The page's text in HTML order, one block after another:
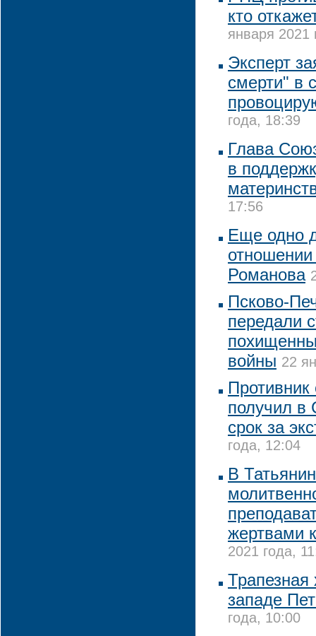
кто
января 2021
Эксперт
смерти" в
года, 18:39
Глава
в
17:56
Еще одно
отношении
Романова
Псково-
передали
войны 22
Противник
получил в
срок за
года, 12:04
В
жертвами
2021 года,
Трапезная
западе
года, 10:00